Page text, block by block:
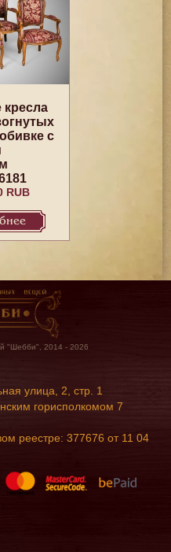
с
RUB
"Шебби", 2014 - 2026
улица, 2, стр. 1
горисполкомом 7
реестре: 377676 от 11 04